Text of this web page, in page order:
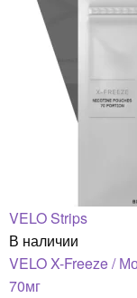
VELO Strips
В наличии
VELO X-Freeze /
70мг